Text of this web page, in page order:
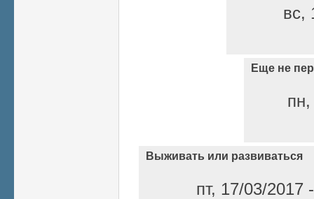
вс,
Еще не
Выживать или развиваться
пт, 17/03/